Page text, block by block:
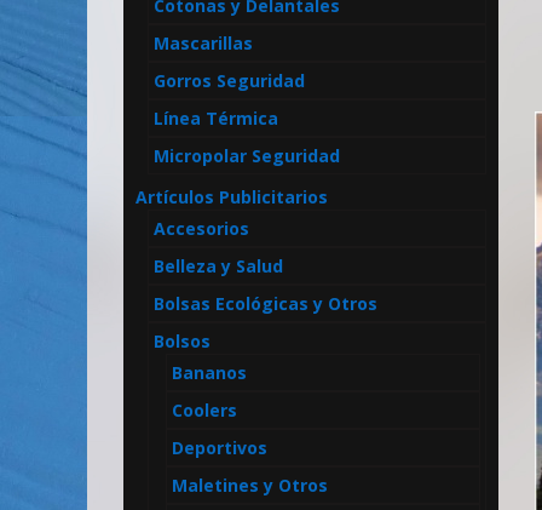
Cotonas y Delantales
Mascarillas
Gorros Seguridad
Línea Térmica
Micropolar Seguridad
Artículos Publicitarios
Accesorios
Belleza y Salud
Bolsas Ecológicas y Otros
Bolsos
Bananos
Coolers
Deportivos
Maletines y Otros